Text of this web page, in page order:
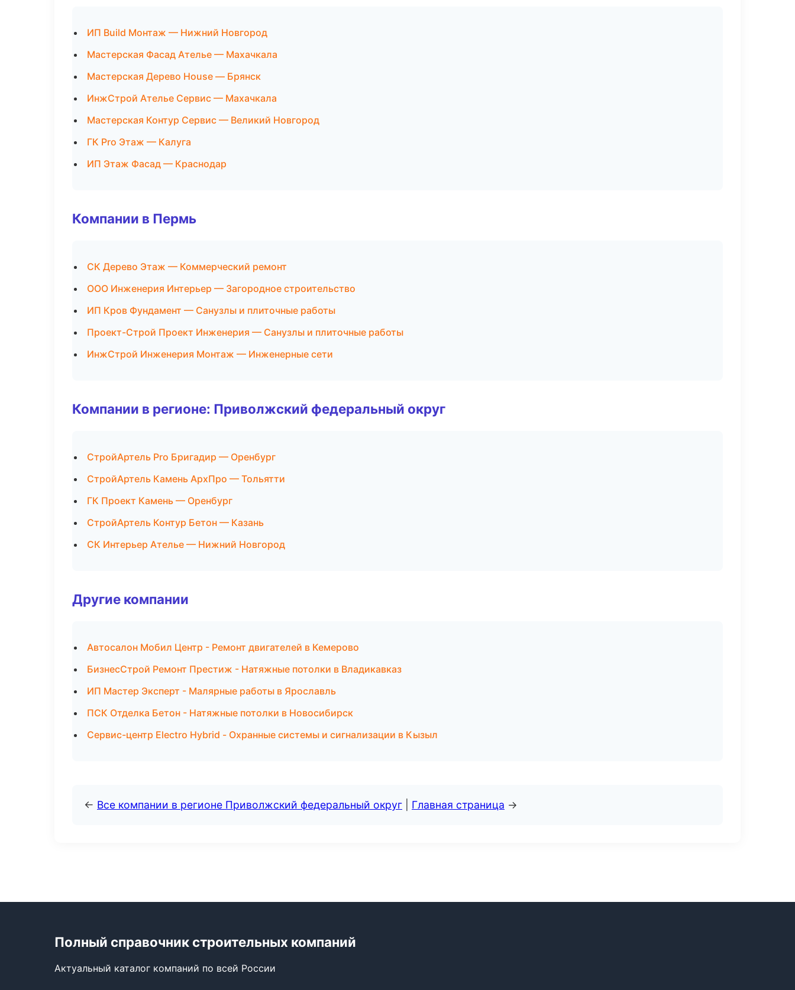
ИП Build Монтаж — Нижний Новгород
Мастерская Фасад Ателье — Махачкала
Мастерская Дерево House — Брянск
ИнжСтрой Ателье Сервис — Махачкала
Мастерская Контур Сервис — Великий Новгород
ГК Pro Этаж — Калуга
ИП Этаж Фасад — Краснодар
Компании в Пермь
СК Дерево Этаж — Коммерческий ремонт
ООО Инженерия Интерьер — Загородное строительство
ИП Кров Фундамент — Санузлы и плиточные работы
Проект-Строй Проект Инженерия — Санузлы и плиточные работы
ИнжСтрой Инженерия Монтаж — Инженерные сети
Компании в регионе: Приволжский федеральный округ
СтройАртель Pro Бригадир — Оренбург
СтройАртель Камень АрхПро — Тольятти
ГК Проект Камень — Оренбург
СтройАртель Контур Бетон — Казань
СК Интерьер Ателье — Нижний Новгород
Другие компании
Автосалон Мобил Центр - Ремонт двигателей в Кемерово
БизнесСтрой Ремонт Престиж - Натяжные потолки в Владикавказ
ИП Мастер Эксперт - Малярные работы в Ярославль
ПСК Отделка Бетон - Натяжные потолки в Новосибирск
Сервис-центр Electro Hybrid - Охранные системы и сигнализации в Кызыл
← Все компании в регионе Приволжский федеральный округ Главная страница →
Полный справочник строительных компаний
Актуальный каталог компаний по всей России